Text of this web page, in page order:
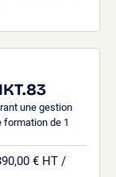
une gestion
de 1
€ HT /